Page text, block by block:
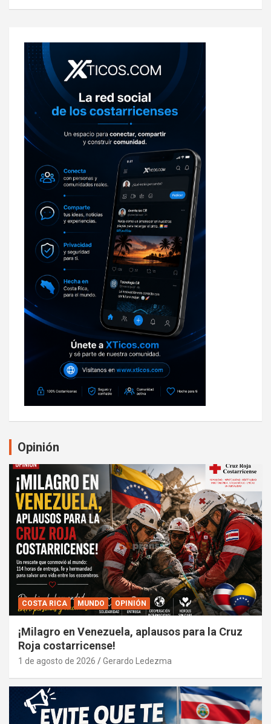
Opinión
COSTA RICA MUNDO OPINIÓN
¡Milagro en Venezuela, aplausos para la Cruz
Roja costarricense!
1 de agosto de 2026 Gerardo Ledezma